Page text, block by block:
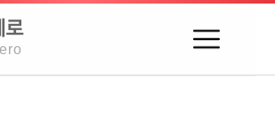
로